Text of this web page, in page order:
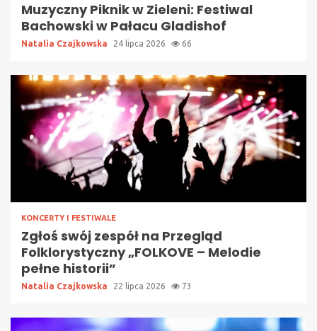
Muzyczny Piknik w Zieleni: Festiwal
Bachowski w Pałacu Gladishof
Natalia Czajkowska 24 lipca 2026 66
KONCERTY I FESTIWALE
Zgłoś swój zespół na Przegląd
Folklorystyczny „FOLKOVE – Melodie
pełne historii”
Natalia Czajkowska 22 lipca 2026 73